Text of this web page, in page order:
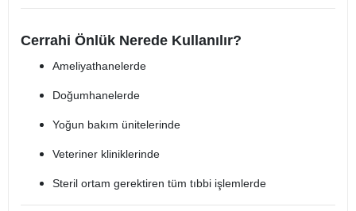
Cerrahi Önlük Nerede Kullanılır?
Ameliyathanelerde
Doğumhanelerde
Yoğun bakım ünitelerinde
Veteriner kliniklerinde
Steril ortam gerektiren tüm tıbbi işlemlerde